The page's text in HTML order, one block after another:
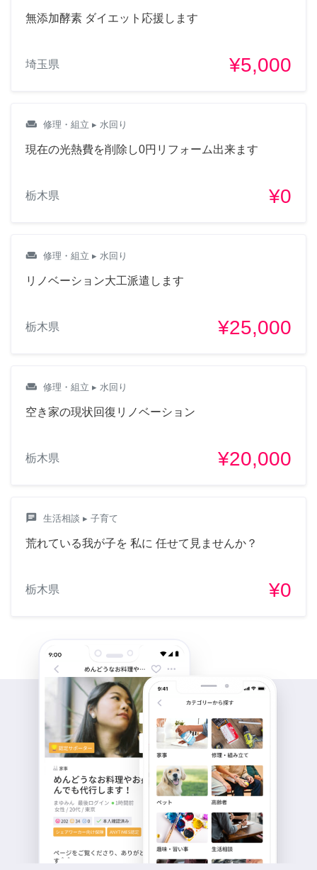
無添加酵素 ダイエット応援します
埼玉県 ¥5,000
weekend 修理・組立 ▸ 水回り
現在の光熱費を削除し0円リフォーム出来ます
栃木県 ¥0
weekend 修理・組立 ▸ 水回り
リノベーション大工派遣します
栃木県 ¥25,000
weekend 修理・組立 ▸ 水回り
空き家の現状回復リノベーション
栃木県 ¥20,000
chat 生活相談 ▸ 子育て
荒れている我が子を 私に 任せて見ませんか？
栃木県 ¥0